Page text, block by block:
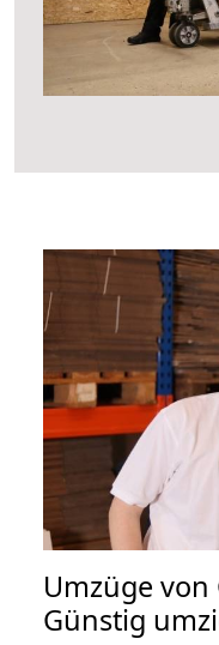
Umzüge von
Günstig